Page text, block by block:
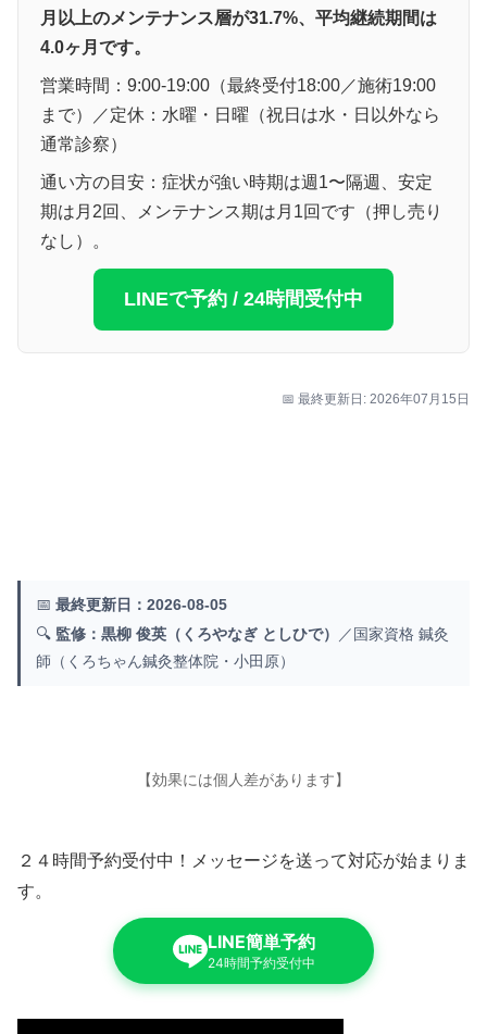
月以上のメンテナンス層が31.7%、平均継続期間は
4.0ヶ月です。
営業時間：9:00-19:00（最終受付18:00／施術19:00
まで）／定休：水曜・日曜（祝日は水・日以外なら
通常診察）
通い方の目安：症状が強い時期は週1〜隔週、安定
期は月2回、メンテナンス期は月1回です（押し売り
なし）。
LINEで予約 / 24時間受付中
📅 最終更新日: 2026年07月15日
📅 最終更新日：2026-08-05
🔍 監修：黒柳 俊英（くろやなぎ としひで）
／国家資格 鍼灸
師（くろちゃん鍼灸整体院・小田原）
【効果には個人差があります】
２４時間予約受付中！メッセージを送って対応が始まりま
す。
LINE簡単予約
24時間予約受付中